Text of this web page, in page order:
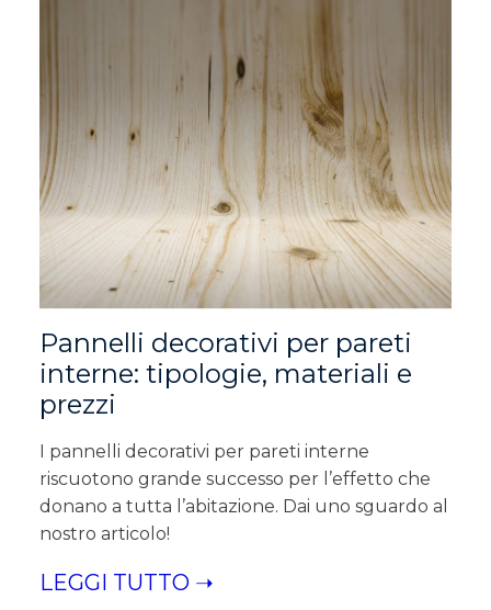
Pannelli decorativi per pareti
interne: tipologie, materiali e
prezzi
I pannelli decorativi per pareti interne
riscuotono grande successo per l’effetto che
donano a tutta l’abitazione. Dai uno sguardo al
nostro articolo!
LEGGI TUTTO ➝